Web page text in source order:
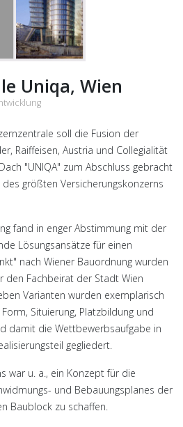
Uniqa, Wien
soll die Fusion der
Raiffeisen, Austria und Collegialität
"UNIQA" zum Abschluss gebracht
größten Versicherungskonzerns
fand in enger Abstimmung mit der
Lösungsansätze für einen
nach Wiener Bauordnung wurden
den Fachbeirat der Stadt Wien
Varianten wurden exemplarisch
Situierung, Platzbildung und
damit die Wettbewerbsaufgabe in
gegliedert.
war u. a., ein Konzept für die
und Bebauungsplanes der
Baublock zu schaffen.